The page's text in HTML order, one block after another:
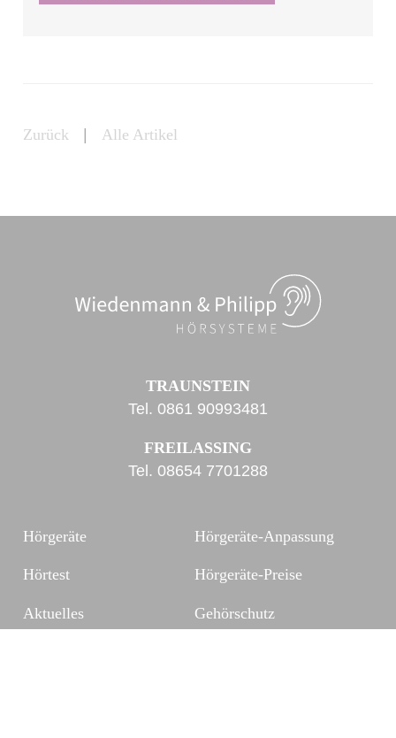
Zurück | Alle Artikel
TRAUNSTEIN
Tel. 0861 90993481
FREILASSING
Tel. 08654 7701288
Hörgeräte
Hörtest
Aktuelles
Hörgeräte-Anpassung
Hörgeräte-Preise
Gehörschutz